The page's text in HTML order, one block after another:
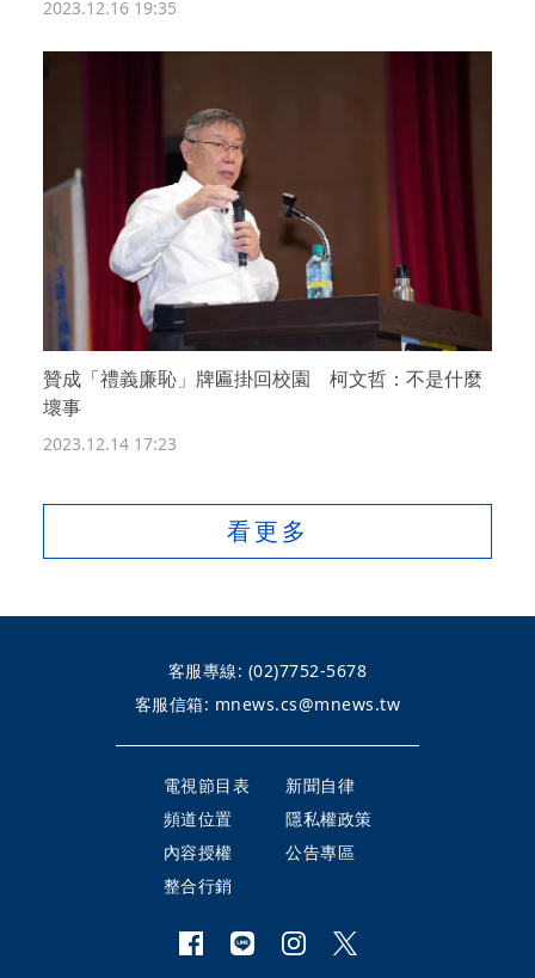
2023.12.16 19:35
贊成「禮義廉恥」牌匾掛回校園 柯文哲：不是什麼
壞事
2023.12.14 17:23
看更多
客服專線: (02)7752-5678
客服信箱: mnews.cs@mnews.tw
電視節目表
新聞自律
頻道位置
隱私權政策
內容授權
公告專區
整合行銷